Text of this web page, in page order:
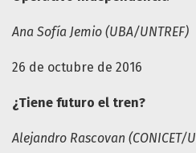
Ana Sofía Jemio (UBA/UNTREF)
26 de octubre de
¿Tiene futuro el tren?
Alejandro Rascovan (CONICET/